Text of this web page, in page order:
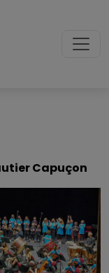
Capuçon